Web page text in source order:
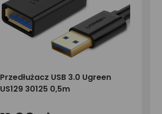
Przedłużacz USB 3.0 Ugreen
US129 30125 0,5m